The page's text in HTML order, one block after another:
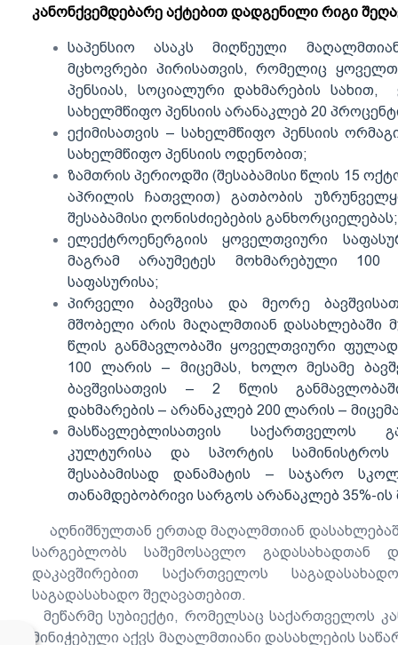
კანონქვემდებარე აქტებით დადგენილი რიგი
საპენსიო ასაკს მიღწეული
მცხოვრები პირისათვის, რომელიც
პენსიას, სოციალური დახმარების
სახელმწიფო პენსიის არანაკლებ 20
ექიმისათვის – სახელმწიფო პენსიის
სახელმწიფო პენსიის ოდენობით;
ზამთრის პერიოდში (შესაბამისი წლის 15
აპრილის ჩათვლით) გათბობის
შესაბამისი ღონისძიებების განხორციელებას;
ელექტროენერგიის ყოველთვიური
მაგრამ არაუმეტეს მოხმარებული 100
საფასურისა;
პირველი ბავშვისა და მეორე
მშობელი არის მაღალმთიან დასახლებაში
წლის განმავლობაში ყოველთვიური
100 ლარის – მიცემას, ხოლო მესამე
ბავშვისათვის – 2 წლის
დახმარების – არანაკლებ 200 ლარის –
მასწავლებლისათვის საქართველოს
კულტურისა და სპორტის
შესაბამისად დანამატის – საჯარო
თანამდებობრივი სარგოს არანაკლებ 35%-ის
აღნიშნულთან ერთად მაღალმთიან
სარგებლობს საშემოსავლო გადასახადთან
დაკავშირებით საქართველოს
საგადასახადო შეღავათებით.
მეწარმე სუბიექტი, რომელსაც საქართველოს
მინიჭებული აქვს მაღალმთიანი დასახლების